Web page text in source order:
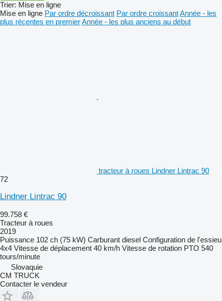
Trier: Mise en ligne
Mise en ligne Par ordre décroissant Par ordre croissantAnnée - les
plus récentes en premierAnnée - les plus anciens au début
tracteur à roues Lindner Lintrac 90
72
Lindner Lintrac 90
99.758 €
Tracteur à roues
2019
Puissance 102 ch (75 kW) Carburant diesel Configuration de l'essieu
4x4 Vitesse de déplacement 40 km/h Vitesse de rotation PTO 540
tours/minute
Slovaquie
CM TRUCK
Contacter le vendeur